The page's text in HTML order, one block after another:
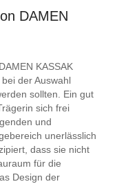
DAMEN
KASSAK
der Auswahl
sollten. Ein gut
sich frei
und
unerlässlich
dass sie nicht
für die
Design der